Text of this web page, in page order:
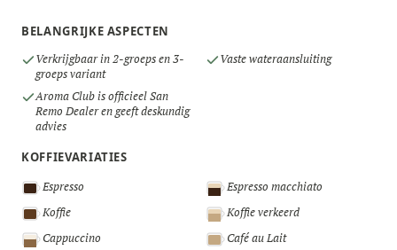
BELANGRIJKE ASPECTEN
Verkrijgbaar in 2-groeps en 3-
groeps variant
Vaste wateraansluiting
Aroma Club is officieel San
Remo Dealer en geeft deskundig
advies
KOFFIEVARIATIES
Espresso
Espresso macchiato
Koffie
Koffie verkeerd
Cappuccino
Café au Lait